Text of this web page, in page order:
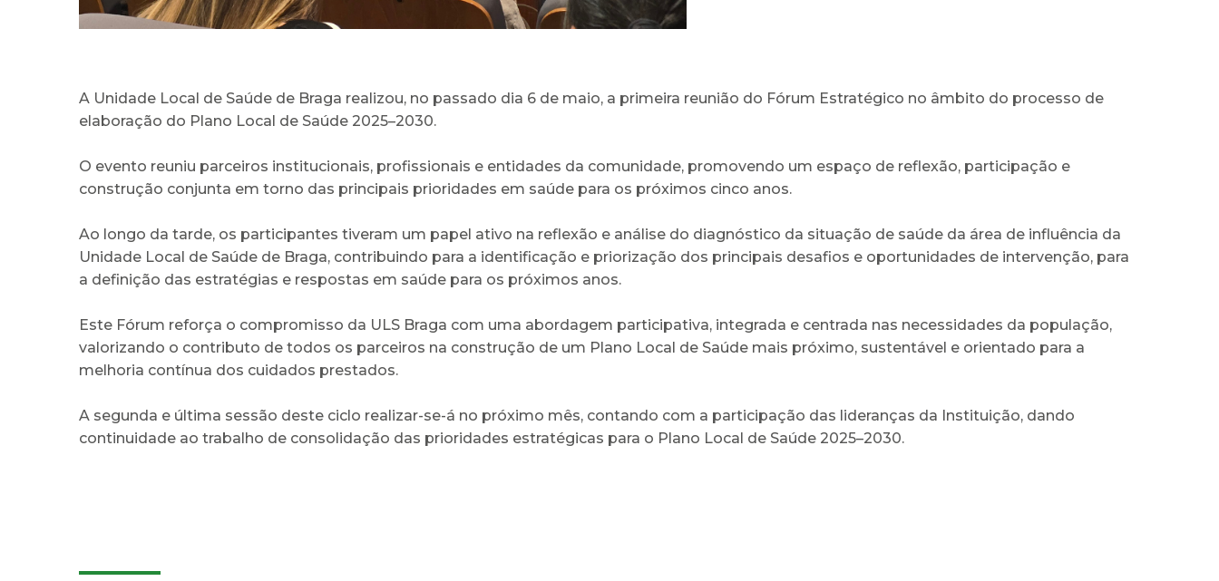
A Unidade Local de Saúde de Braga realizou, no passado dia 6 de maio, a primeira reunião do Fórum Estratégico no âmbito do processo de
elaboração do Plano Local de Saúde 2025–2030.
O evento reuniu parceiros institucionais, profissionais e entidades da comunidade, promovendo um espaço de reflexão, participação e
construção conjunta em torno das principais prioridades em saúde para os próximos cinco anos.
Ao longo da tarde, os participantes tiveram um papel ativo na reflexão e análise do diagnóstico da situação de saúde da área de influência da
Unidade Local de Saúde de Braga, contribuindo para a identificação e priorização dos principais desafios e oportunidades de intervenção, para
a definição das estratégias e respostas em saúde para os próximos anos.
Este Fórum reforça o compromisso da ULS Braga com uma abordagem participativa, integrada e centrada nas necessidades da população,
valorizando o contributo de todos os parceiros na construção de um Plano Local de Saúde mais próximo, sustentável e orientado para a
melhoria contínua dos cuidados prestados.
A segunda e última sessão deste ciclo realizar-se-á no próximo mês, contando com a participação das lideranças da Instituição, dando
continuidade ao trabalho de consolidação das prioridades estratégicas para o Plano Local de Saúde 2025–2030.